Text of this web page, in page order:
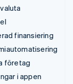
finansiering
företag
i appen